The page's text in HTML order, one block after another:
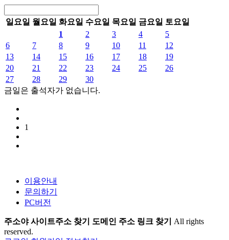
일요일 월요일 화요일 수요일 목요일 금요일 토요일
1
2 3 4
5
6
7 8 9 10 11
12
13
14 15 16 17 18
19
20
21 22 23 24 25
26
27
28 29
30
금일은 출석자가 없습니다.
1
이용안내
문의하기
PC버전
주소야 사이트주소 찾기 도메인 주소 링크 찾기 All rights
reserved.